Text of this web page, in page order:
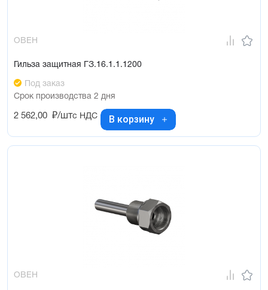
ОВЕН
Гильза защитная ГЗ.16.1.1.1200
Под заказ
Срок производства 2 дня
2 562,00 ₽/штс НДС В корзину
ОВЕН